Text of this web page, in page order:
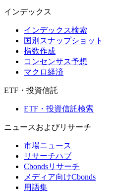
インデックス
インデックス検索
国別スナップショット
指数作成
コンセンサス予想
マクロ経済
ETF・投資信託
ETF・投資信託検索
ニュースおよびリサーチ
市場ニュース
リサーチハブ
Cbondsリサーチ
メディア向けCbonds
用語集